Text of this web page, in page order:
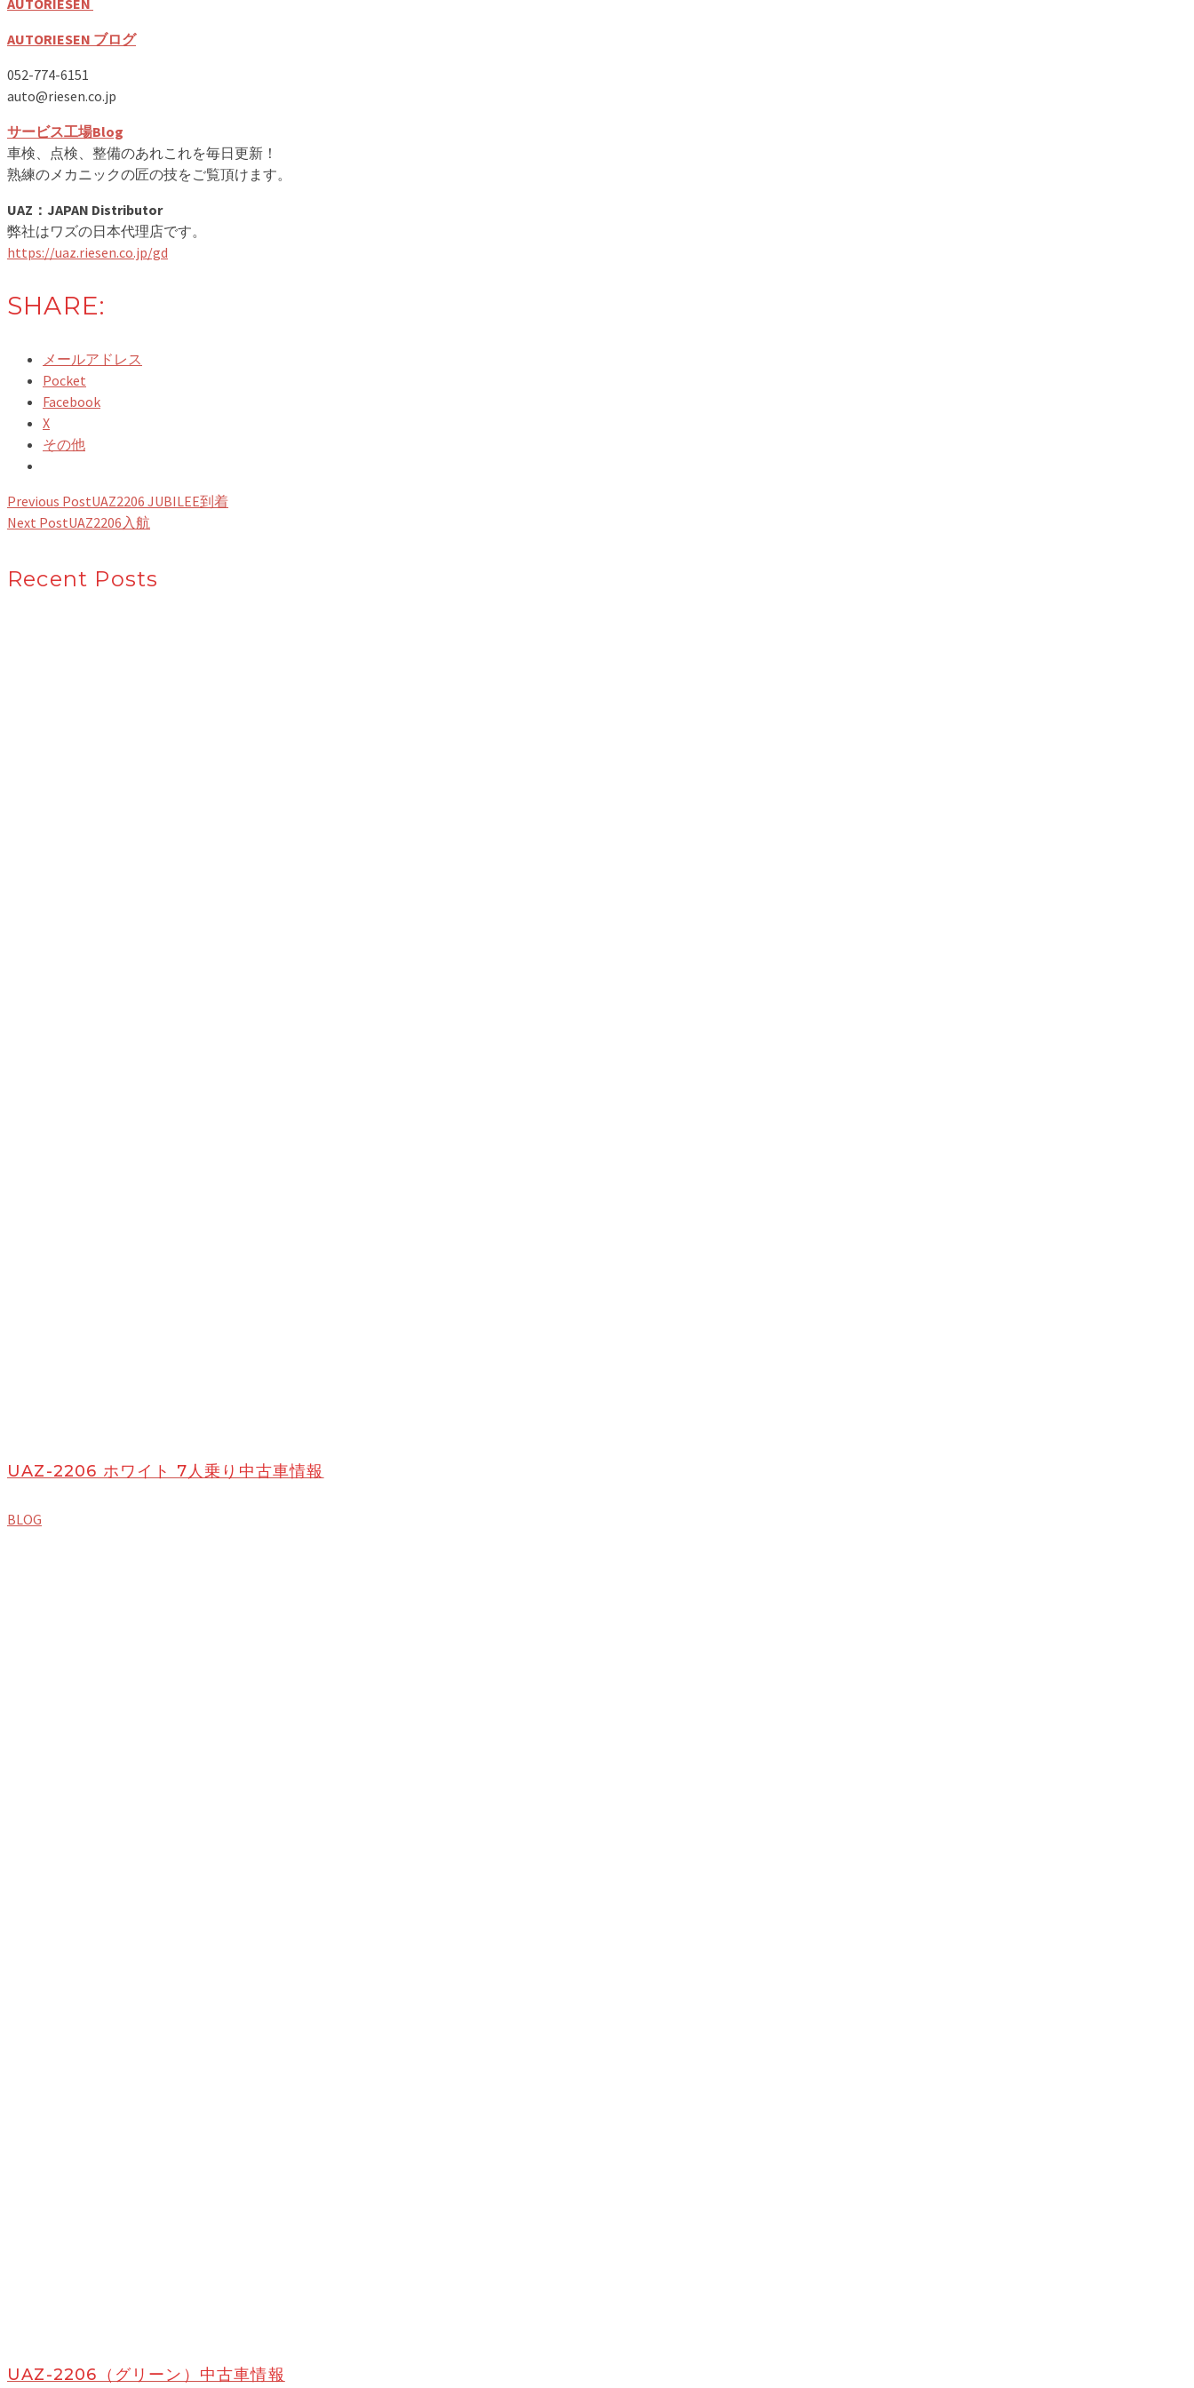
AUTORIESEN
AUTORIESEN ブログ
052-774-6151
auto@riesen.co.jp
サービス工場Blog
車検、点検、整備のあれこれを毎日更新！
熟練のメカニックの匠の技をご覧頂けます。
UAZ：JAPAN Distributor
弊社はワズの日本代理店です。
https://uaz.riesen.co.jp/gd
SHARE:
メールアドレス
Pocket
Facebook
X
その他
Previous PostUAZ2206 JUBILEE到着
Next PostUAZ2206入航
Recent Posts
UAZ-2206 ホワイト 7人乗り中古車情報
BLOG
UAZ-2206（グリーン）中古車情報